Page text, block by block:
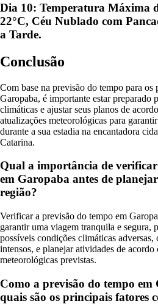
Dia 10: Temperatura Máxima
22°C, Céu Nublado com
a Tarde.
Conclusão
Com base na previsão do tempo para os
Garopaba, é importante estar preparado
climáticas e ajustar seus planos de
atualizações meteorológicas para
durante a sua estadia na encantadora
Catarina.
Qual a importância de
em Garopaba antes de
região?
Verificar a previsão do tempo em
garantir uma viagem tranquila e segura,
possíveis condições climáticas
intensos, e planejar atividades de acordo
meteorológicas previstas.
Como a previsão do tempo em
quais são os principais fatores